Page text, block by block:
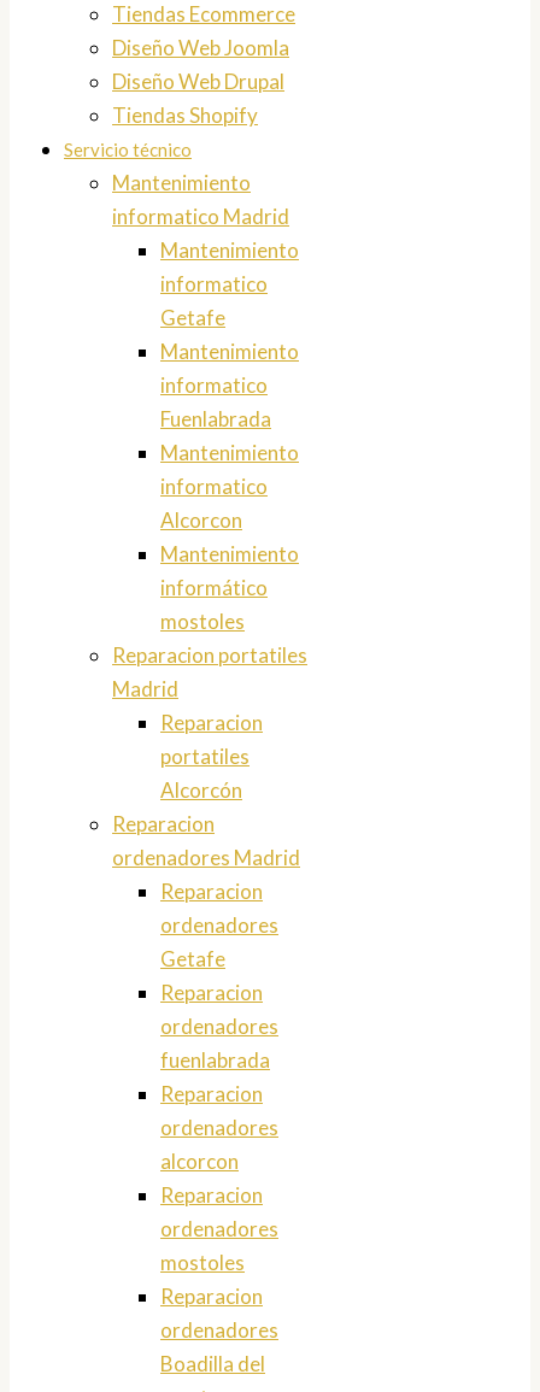
Tiendas Ecommerce
Diseño Web Joomla
Diseño Web Drupal
Tiendas Shopify
Servicio técnico
Mantenimiento
informatico Madrid
Mantenimiento
informatico
Getafe
Mantenimiento
informatico
Fuenlabrada
Mantenimiento
informatico
Alcorcon
Mantenimiento
informático
mostoles
Reparacion portatiles
Madrid
Reparacion
portatiles
Alcorcón
Reparacion
ordenadores Madrid
Reparacion
ordenadores
Getafe
Reparacion
ordenadores
fuenlabrada
Reparacion
ordenadores
alcorcon
Reparacion
ordenadores
mostoles
Reparacion
ordenadores
Boadilla del